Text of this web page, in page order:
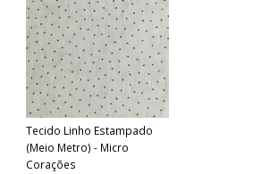
Tecido Linho Estampado
(Meio Metro) - Micro
Corações